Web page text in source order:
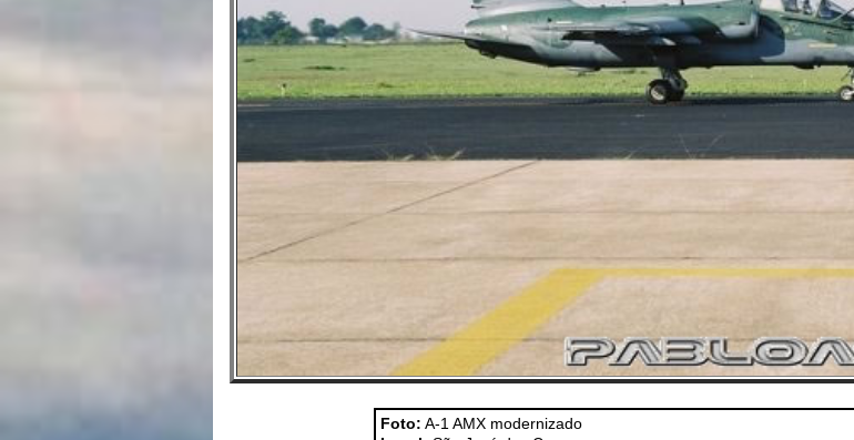
Foto: A-1 AMX modernizado